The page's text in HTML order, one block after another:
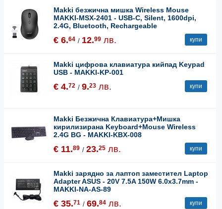
Makki безжична мишка Wireless Mouse
MAKKI-MSX-2401 - USB-C, Silent, 1600dpi,
2.4G, Bluetooth, Rechargeable
€ 6.64 / 12.99 лв. купи
Makki цифрова клавиатура кийпад Keypad
USB - MAKKI-KP-001
€ 4.72 / 9.23 лв. купи
Makki Безжична Клавиатура+Мишка
кирилизирана Keyboard+Mouse Wireless
2.4G BG - MAKKI-KBX-008
€ 11.89 / 23.25 лв. купи
Makki зарядно за лаптоп заместител Laptop
Adapter ASUS - 20V 7.5A 150W 6.0x3.7mm -
MAKKI-NA-AS-89
€ 35.71 / 69.84 лв. купи